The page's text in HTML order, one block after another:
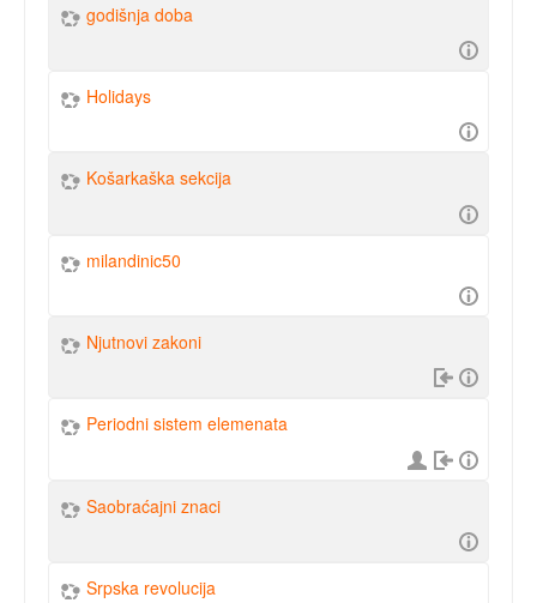
godišnja doba
Holidays
Košarkaška sekcija
milandinic50
Njutnovi zakoni
Periodni sistem elemenata
Saobraćajni znaci
Srpska revolucija